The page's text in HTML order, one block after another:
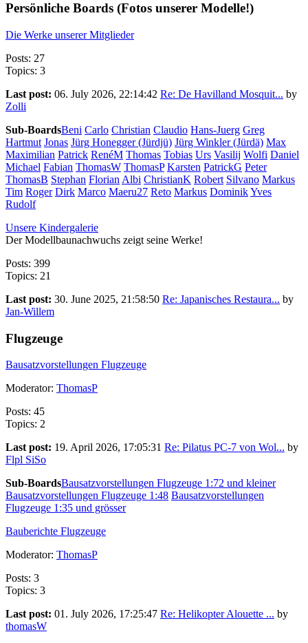
Persönliche Boards (Fotos unserer Modelle!)
Die Werke unserer Mitglieder
Posts: 27
Topics: 3
Last post: 06. July 2026, 22:14:42 Re: De Havilland Mosquit... by
Zolli
Sub-BoardsBeni Carlo Christian Claudio Hans-Juerg Greg
Hartmut Jonas Jürg Honegger (Jürdjü) Jürg Winkler (Jürdä) Max
Maximilian Patrick RenéM Thomas Tobias Urs Vasilij Wolfi Daniel
Michael Fabian ThomasW ThomasP Karsten PatrickG Peter
ThomasB Stephan Florian Albi ChristianK Robert Silvano Markus
Tim Roger Dirk Marco Maeru27 Reto Markus DominikYves
Rudolf
Unsere Kindergalerie
Der Modellbaunachwuchs zeigt seine Werke!
Posts: 399
Topics: 21
Last post: 30. June 2025, 21:58:50 Re: Japanisches Restaura... by
Jan-Willem
Flugzeuge
Bausatzvorstellungen Flugzeuge
Moderator: ThomasP
Posts: 45
Topics: 2
Last post: 19. April 2026, 17:05:31 Re: Pilatus PC-7 von Wol... by
Flpl SiSo
Sub-BoardsBausatzvorstellungen Flugzeuge 1:72 und kleiner
Bausatzvorstellungen Flugzeuge 1:48 Bausatzvorstellungen
Flugzeuge 1:35 und grösser
Bauberichte Flugzeuge
Moderator: ThomasP
Posts: 3
Topics: 3
Last post: 01. July 2026, 17:25:47 Re: Helikopter Alouette ... by
thomasW